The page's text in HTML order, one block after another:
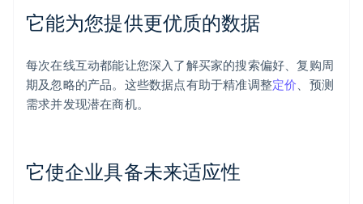
它能为您提供更优质的数据
每次在线互动都能让您深入了解买家的搜索偏好、复购周
期及忽略的产品。这些数据点有助于精准调整定价、预测
需求并发现潜在商机。
它使企业具备未来适应性